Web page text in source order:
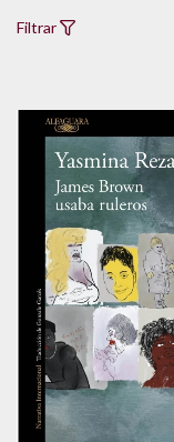
Filtrar